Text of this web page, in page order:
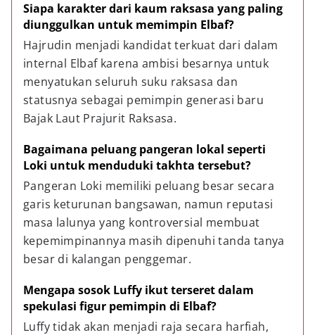
Siapa karakter dari kaum raksasa yang paling
diunggulkan untuk memimpin Elbaf?
Hajrudin menjadi kandidat terkuat dari dalam
internal Elbaf karena ambisi besarnya untuk
menyatukan seluruh suku raksasa dan
statusnya sebagai pemimpin generasi baru
Bajak Laut Prajurit Raksasa.
Bagaimana peluang pangeran lokal seperti
Loki untuk menduduki takhta tersebut?
Pangeran Loki memiliki peluang besar secara
garis keturunan bangsawan, namun reputasi
masa lalunya yang kontroversial membuat
kepemimpinannya masih dipenuhi tanda tanya
besar di kalangan penggemar.
Mengapa sosok Luffy ikut terseret dalam
spekulasi figur pemimpin di Elbaf?
Luffy tidak akan menjadi raja secara harfiah,